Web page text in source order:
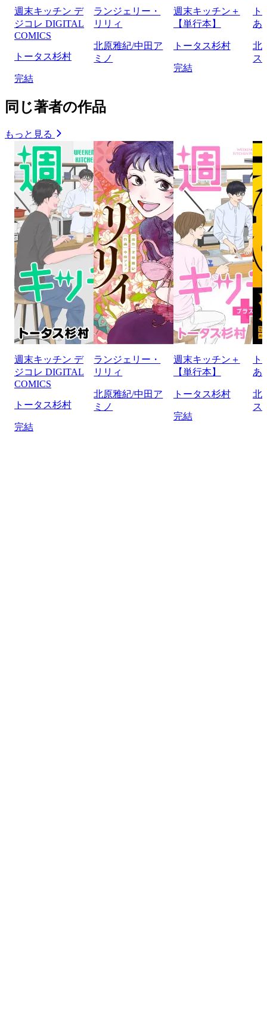
週末キッチン デ
ジコレ DIGITAL
COMICS
トータス杉村
完結
ランジェリー・
リリィ
北原雅紀/中田ア
ミノ
週末キッチン＋
【単行本】
トータス杉村
完結
ト
あ
北
ス
同じ著者の作品
もっと見る
週末キッチン デ
ジコレ DIGITAL
COMICS
トータス杉村
完結
ランジェリー・
リリィ
北原雅紀/中田ア
ミノ
週末キッチン＋
【単行本】
トータス杉村
完結
ト
あ
北
ス